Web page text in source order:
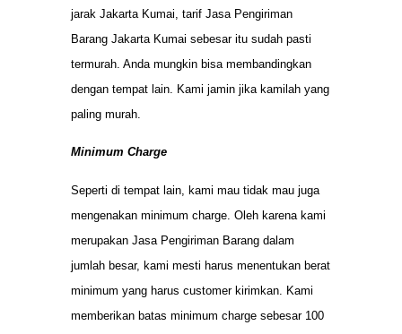
jarak Jakarta Kumai, tarif Jasa Pengiriman
Barang Jakarta Kumai sebesar itu sudah pasti
termurah. Anda mungkin bisa membandingkan
dengan tempat lain. Kami jamin jika kamilah yang
paling murah.
Minimum Charge
Seperti di tempat lain, kami mau tidak mau juga
mengenakan minimum charge. Oleh karena kami
merupakan Jasa Pengiriman Barang dalam
jumlah besar, kami mesti harus menentukan berat
minimum yang harus customer kirimkan. Kami
memberikan batas minimum charge sebesar 100